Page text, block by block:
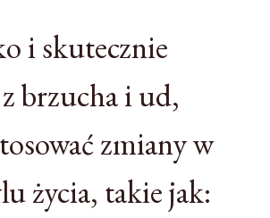
i skutecznie
brzucha i ud,
zmiany w
życia, takie jak: